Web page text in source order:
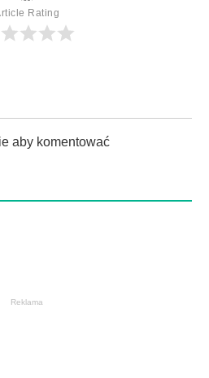
Rating
aby komentować
Reklama